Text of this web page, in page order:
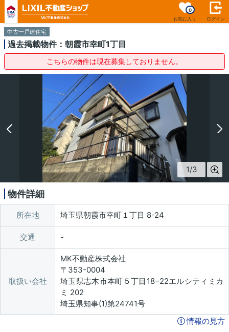
お気に入り
0
ログイン
中古一戸建住宅
過去掲載物件：朝霞市幸町1丁目
こちらの物件は現在募集しておりません。
1/3
物件詳細
所在地 埼玉県朝霞市幸町１丁目 8-24
交通
取扱い会社
MK不動産株式会社
〒353-0004
埼玉県志木市本町５丁目18−22エルシティミカ
ミ 202
埼玉県知事(1)第24741号
情報の見方